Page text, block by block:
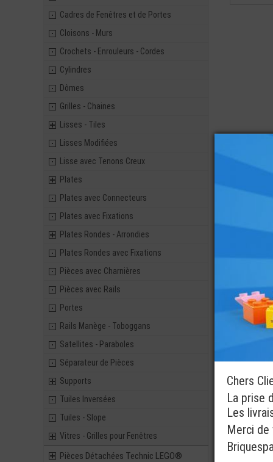
Cadres de Fenêtres et de Portes
Cloisons - Murs
Crochets - Enrouleurs - Cordes
Cylindres
Dômes
Grilles - Chaines
Lisses - Tiles
Lisses Modifiées
Lisse avec Tenons Creux
Plates
Plates avec Connecteurs
Plates avec Fixations
Plates Rondes - Arrondies
Plates Rondes avec Fixations
Pièces avec Charnières
Pièces avec Rails
Portes
Rails Manège - Toboggans
Satellites - Paraboles
Séparateur de Pièces
Supports
Tuiles Inversées
Tuiles - Slope
Vitres - Grilles pour Fenêtres
Pièces Détachées Technic LEGO®
Chers
La prise
Les
Merci